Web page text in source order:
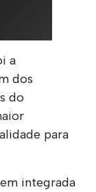
a
dos
do
para
integrada